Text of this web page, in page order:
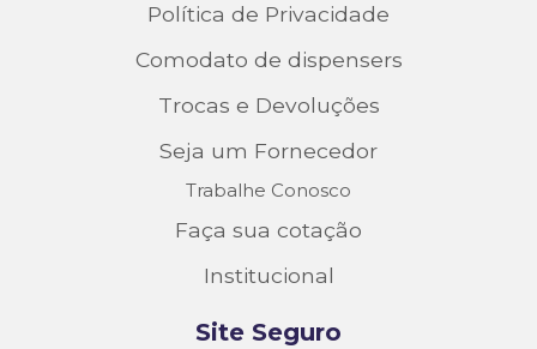
Política de Privacidade
Comodato de dispensers
Trocas e Devoluções
Seja um Fornecedor
Trabalhe Conosco
Faça sua cotação
Institucional
Site Seguro